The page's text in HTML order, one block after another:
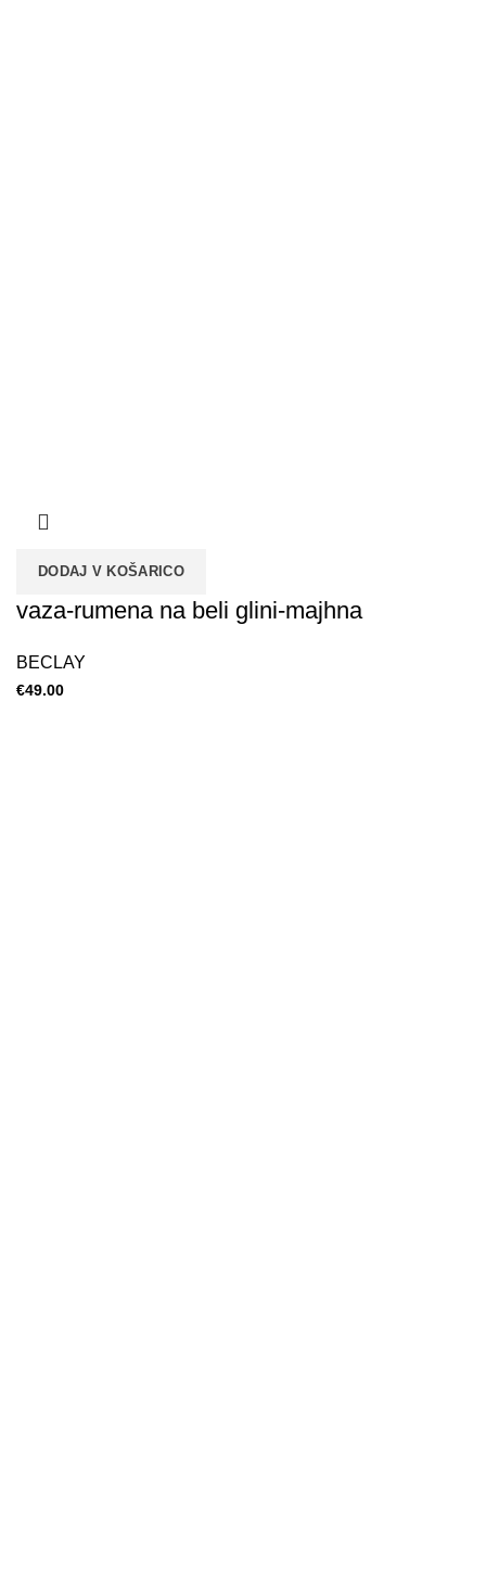
DODAJ V KOŠARICO
vaza-rumena na beli glini-majhna
BECLAY
€49.00